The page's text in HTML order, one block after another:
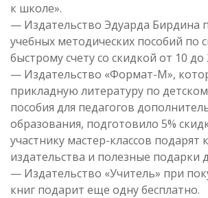
к школе».
— Издательство Эдуарда Бирдина
учебных методических пособий по
быстрому счету со скидкой от 10 до
— Издательство «Формат-М»,
прикладную литературу по
пособия для педагогов
образования, подготовило 5%
участнику мастер-классов подарят
издательства и полезные подарки
— Издательство «Учитель» при
книг подарит еще одну бесплатно.